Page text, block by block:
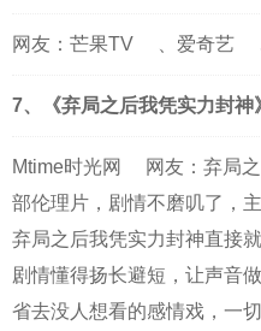
网友： 芒果TV 、 爱奇艺
7、《弃局之后我凭实力封神
Mtime时光网
网友：弃局
部伦理片，剧情不磨叽了，
弃局之后我凭实力封神直接
剧情懂得扬长避短，让声音
省去没人想看的感情戏，一